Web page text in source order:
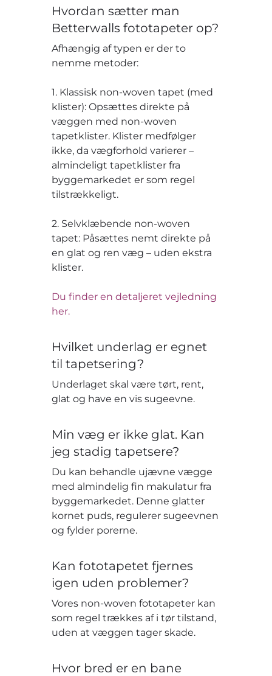
Hvordan sætter man
Betterwalls fototapeter op?
Afhængig af typen er der to
nemme metoder:
1. Klassisk non-woven tapet (med
klister): Opsættes direkte på
væggen med non-woven
tapetklister. Klister medfølger
ikke, da vægforhold varierer –
almindeligt tapetklister fra
byggemarkedet er som regel
tilstrækkeligt.
2. Selvklæbende non-woven
tapet: Påsættes nemt direkte på
en glat og ren væg – uden ekstra
klister.
Du finder en detaljeret vejledning
her.
Hvilket underlag er egnet
til tapetsering?
Underlaget skal være tørt, rent,
glat og have en vis sugeevne.
Min væg er ikke glat. Kan
jeg stadig tapetsere?
Du kan behandle ujævne vægge
med almindelig fin makulatur fra
byggemarkedet. Denne glatter
kornet puds, regulerer sugeevnen
og fylder porerne.
Kan fototapetet fjernes
igen uden problemer?
Vores non-woven fototapeter kan
som regel trækkes af i tør tilstand,
uden at væggen tager skade.
Hvor bred er en bane